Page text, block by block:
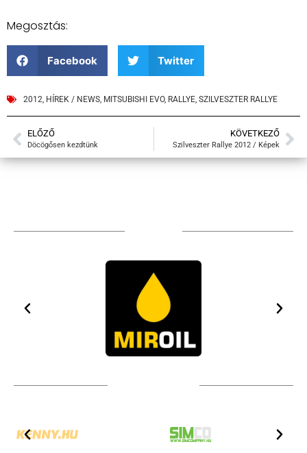
Megosztás:
Facebook Twitter
2012, HÍREK / NEWS, MITSUBISHI EVO, RALLYE, SZILVESZTER RALLYE
ELŐZŐ
Döcögősen kezdtünk
KÖVETKEZŐ
Szilveszter Rallye 2012 / Képek